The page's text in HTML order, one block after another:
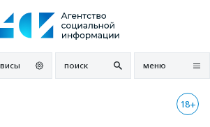
поиск меню
18+